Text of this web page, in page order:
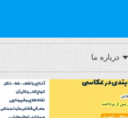
درباره ما